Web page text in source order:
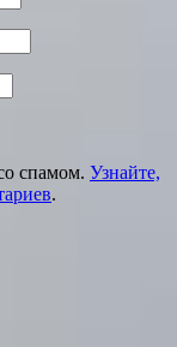
спамом. Узнайте,
.